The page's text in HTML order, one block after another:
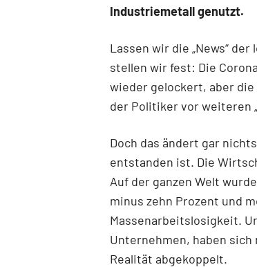
Industriemetall genutzt.
Lassen wir die „News“
stellen wir fest: Die
wieder gelockert, aber
der Politiker vor weiteren
Doch das ändert gar
entstanden ist. Die
Auf der ganzen Welt
minus zehn Prozent und
Massenarbeitslosigkeit.
Unternehmen, haben
Realität abgekoppelt.